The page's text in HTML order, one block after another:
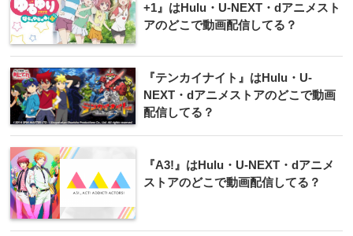
+1』はHulu・U-NEXT・dアニメスト
アのどこで動画配信してる？
『テンカイナイト』はHulu・U-
NEXT・dアニメストアのどこで動画
配信してる？
『A3!』はHulu・U-NEXT・dアニメ
ストアのどこで動画配信してる？